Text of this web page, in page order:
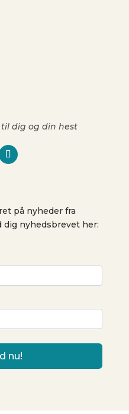
dig og din hest
på nyheder fra
dig nyhedsbrevet her: